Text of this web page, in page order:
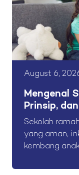
August 6,
Mengenal
Prinsip,
Sekolah
yang aman,
kembang